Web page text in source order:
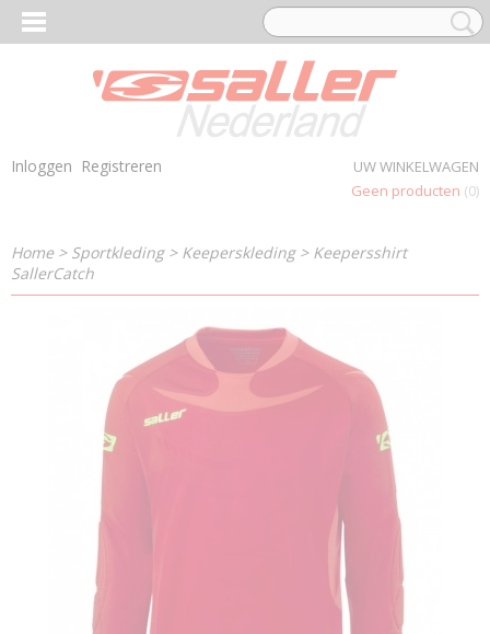
Inloggen Registreren
UW WINKELWAGEN
Geen producten (0)
Home> Sportkleding> Keeperskleding> Keepersshirt
SallerCatch